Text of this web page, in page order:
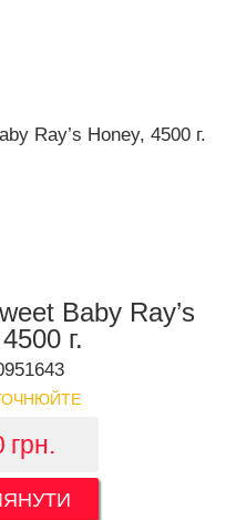
Baby Ray’s
г.
грн.